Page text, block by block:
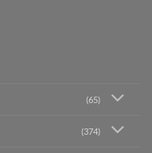
(65)
(374)